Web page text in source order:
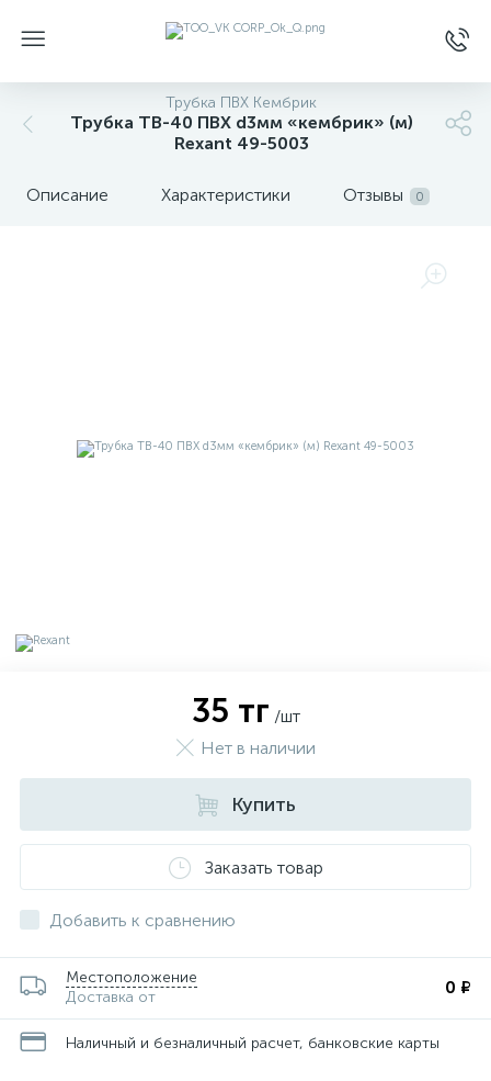
Трубка ПВХ Кембрик
Трубка ТВ-40 ПВХ d3мм «кембрик» (м)
Rexant 49-5003
Описание Характеристики Отзывы 0
35 тг /шт
Нет в наличии
Купить
Заказать товар
Добавить к сравнению
Местоположение
Доставка от
0 ₽
Наличный и безналичный расчет, банковские карты